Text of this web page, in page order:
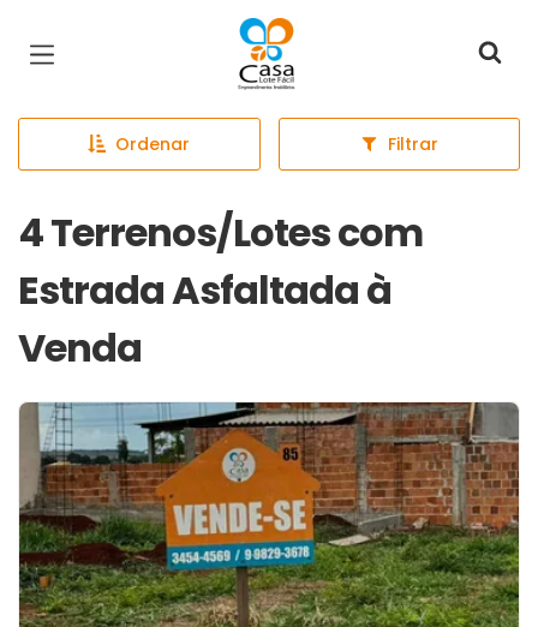
Página inicial
Ordenar Filtrar
4 Terrenos/Lotes com
Estrada Asfaltada à
Venda